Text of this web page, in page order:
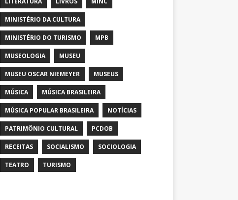
MINISTÉRIO DA CULTURA
MINISTÉRIO DO TURISMO MPB
MUSEOLOGIA MUSEU
MUSEU OSCAR NIEMEYER MUSEUS
MÚSICA MÚSICA BRASILEIRA
MÚSICA POPULAR BRASILEIRA NOTÍCIAS
PATRIMÔNIO CULTURAL PCDOB
RECEITAS SOCIALISMO SOCIOLOGIA
TEATRO TURISMO